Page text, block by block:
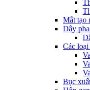
Mắt tạo
Dây
Các loại
Bục